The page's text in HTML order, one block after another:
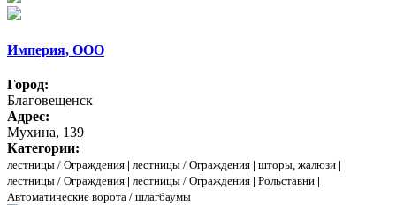
Империя, ООО
Город:
Благовещенск
Адрес:
Мухина, 139
Категории:
лестницы / Ограждения | лестницы / Ограждения | шторы, жалюзи |
лестницы / Ограждения | лестницы / Ограждения | Рольставни |
Автоматические ворота / шлагбаумы